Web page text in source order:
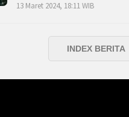
13 Maret 2024, 18:11 WIB
INDEX BERITA